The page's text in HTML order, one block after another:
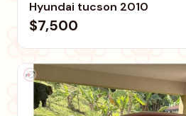
Hyundai tucson 2010
$7,500